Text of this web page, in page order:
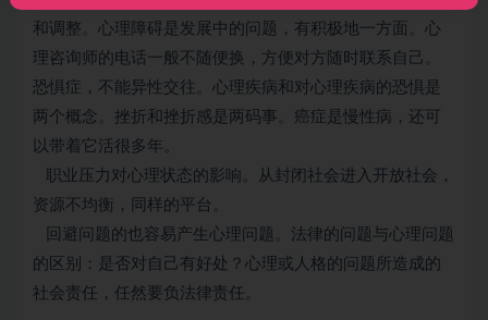
和调整。心理障碍是发展中的问题，有积极地一方面。心
理咨询师的电话一般不随便换，方便对方随时联系自己。
恐惧症，不能异性交往。心理疾病和对心理疾病的恐惧是
两个概念。挫折和挫折感是两码事。癌症是慢性病，还可
以带着它活很多年。
职业压力对心理状态的影响。从封闭社会进入开放社会，
资源不均衡，同样的平台。
回避问题的也容易产生心理问题。法律的问题与心理问题
的区别：是否对自己有好处？心理或人格的问题所造成的
社会责任，任然要负法律责任。